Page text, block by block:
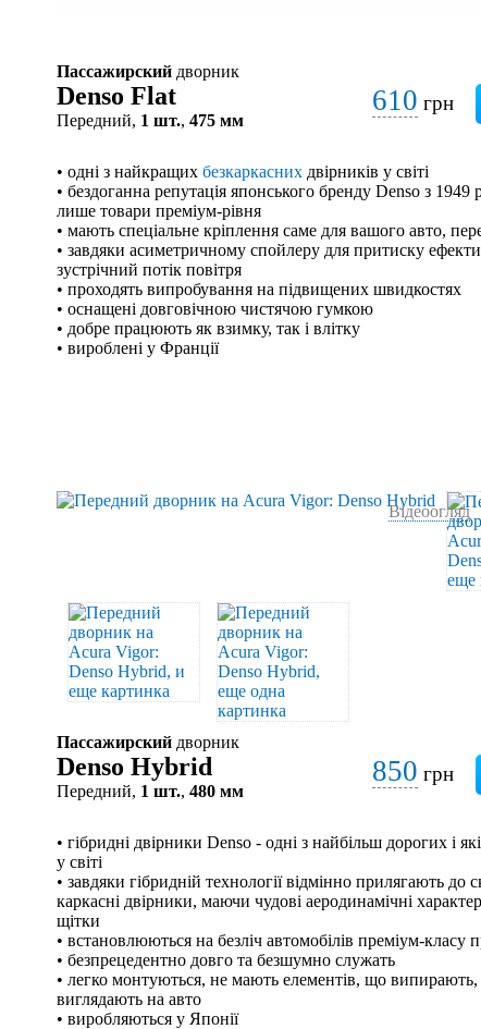
Пассажирский дворник
Denso Flat
Передний, 1 шт., 475 мм
610 грн
• одні з найкращих безкаркасних двірників у світі
• бездоганна репутація японського бренду Denso з 1949
лише товари преміум-рівня
• мають спеціальне кріплення саме для вашого авто,
• завдяки асиметричному спойлеру для притиску
зустрічний потік повітря
• проходять випробування на підвищених швидкостях
• оснащені довговічною чистячою гумкою
• добре працюють як взимку, так і влітку
• вироблені у Франції
Відеоогляд
Пассажирский дворник
Denso Hybrid
Передний, 1 шт., 480 мм
850 грн
• гібридні двірники Denso - одні з найбільш дорогих і
у світі
• завдяки гібридній технології відмінно прилягають до
каркасні двірники, маючи чудові аеродинамічні
щітки
• встановлюються на безліч автомобілів преміум-класу
• безпрецедентно довго та безшумно служать
• легко монтуються, не мають елементів, що випирають,
виглядають на авто
• виробляються у Японії